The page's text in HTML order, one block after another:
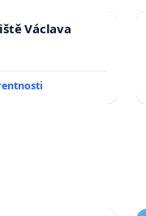
Václava